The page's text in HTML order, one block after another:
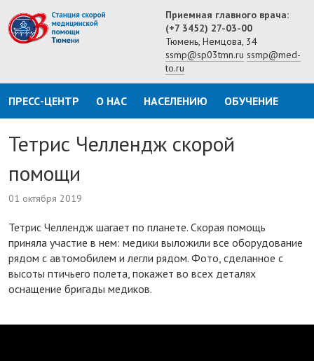
Приемная главного врача:
(+7 3452) 27-03-00
Тюмень, Немцова, 34
ssmp@sp03tmn.ru ssmp@med-
to.ru
ПРЕСС-ЦЕНТР О НАС НАСЕЛЕНИЮ ОБУЧЕНИЕ
Тетрис Челлендж скорой
помощи
01 октября 2019
Тетрис Челлендж шагает по планете. Скорая помощь
приняла участие в нем: медики выложили все оборудование
рядом с автомобилем и легли рядом. Фото, сделанное с
высоты птичьего полета, покажет во всех деталях
оснащение бригады медиков.